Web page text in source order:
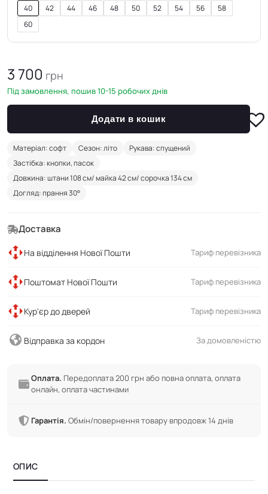
40 42 44 46 48 50 52 54 56
58
60
3 700 грн
Під замовлення, пошив 10-15 робочих днів
Додати в кошик
Матеріал: софт Сезон: літо
Рукава: спущений
Застібка: кнопки, пасок
Довжина: штани 108 см/ майка 42 см/ сорочка 134 см
Догляд: прання 30°
Доставка
На відділення Нової Пошти Тариф перевізника
Поштомат Нової Пошти Тариф перевізника
Кур'єр до дверей Тариф перевізника
Відправка за кордон За домовленістю
Оплата. Передоплата 200 грн або повна оплата, оплата
онлайн, оплата частинами
Гарантія. Обмін/повернення товару впродовж 14 днів
ОПИС